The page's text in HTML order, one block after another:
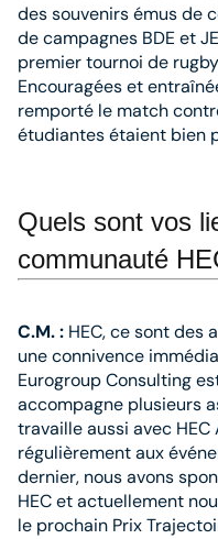
des souvenirs émus de
de campagnes BDE et
premier tournoi de
Encouragées et
remporté le match
étudiantes étaient bien
Quels sont vos
communauté
C.M. : HEC, ce sont des
une connivence
Eurogroup Consulting
accom­pagne plusieurs
travaille aussi avec HEC
régulièrement aux
dernier, nous avons
HEC et actuellement
le prochain Prix